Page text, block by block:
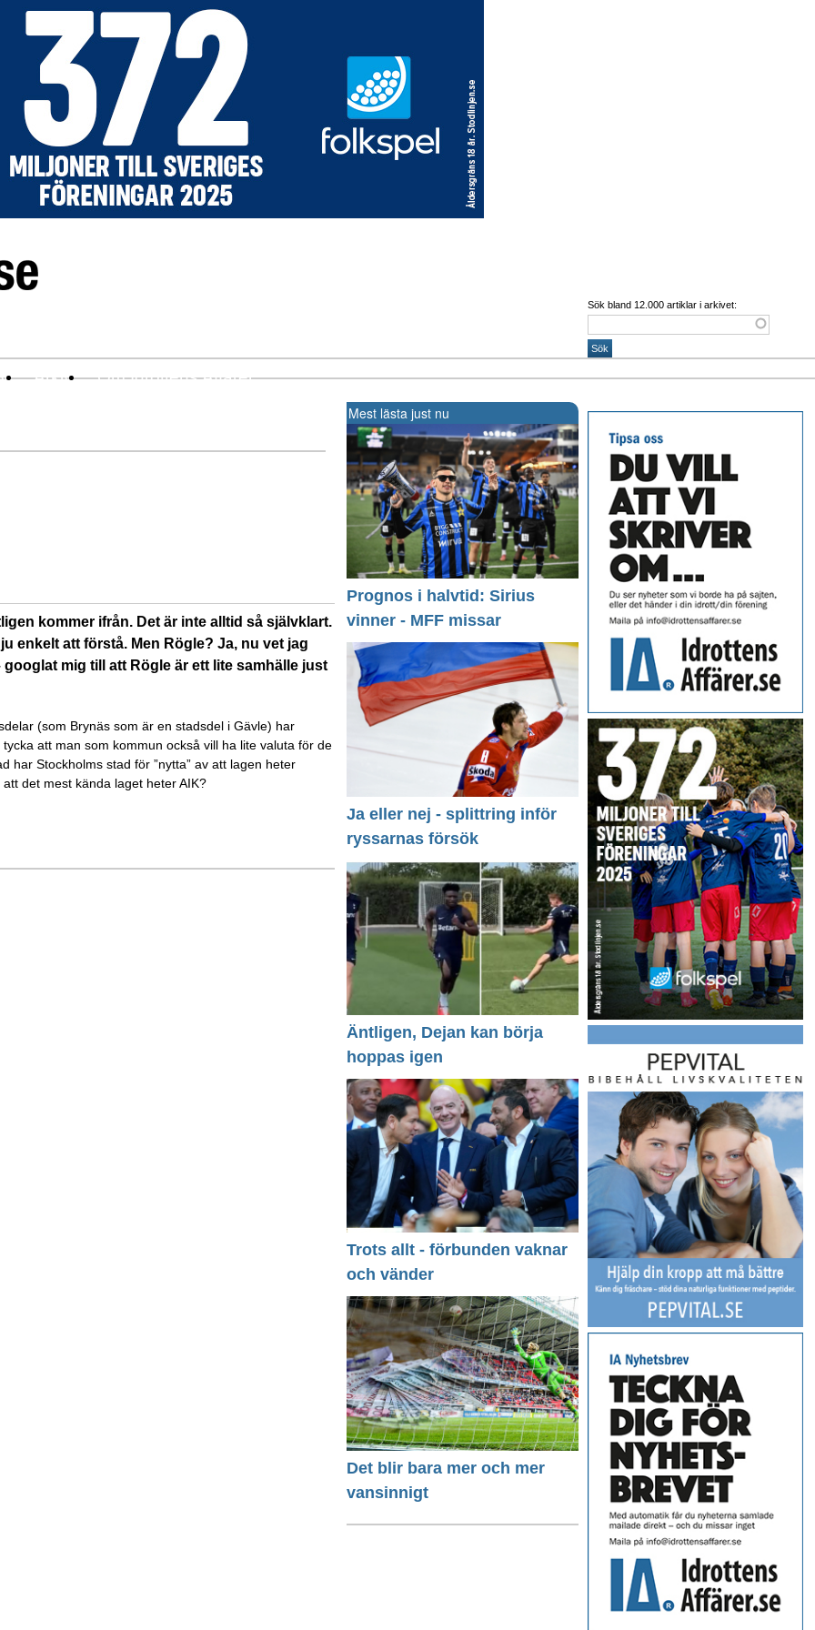
Sök bland 12.000 artiklar i arkivet:
Arkiv Om Idrottens Affärer
kommer ifrån. Det är inte alltid så självklart.
enkelt att förstå. Men Rögle? Ja, nu vet jag
mig till att Rögle är ett lite samhälle just
(som Brynäs som är en stadsdel i Gävle) har
att man som kommun också vill ha lite valuta för de
har Stockholms stad för ”nytta” av att lagen heter
det mest kända laget heter AIK?
Mest lästa just nu
Prognos i halvtid: Sirius
vinner - MFF missar
Ja eller nej - splittring inför
ryssarnas försök
Äntligen, Dejan kan börja
hoppas igen
Trots allt - förbunden vaknar
och vänder
Det blir bara mer och mer
vansinnigt